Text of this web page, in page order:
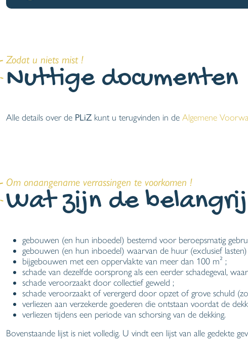
Zodat u niets mist !
Nuttige documenten
Alle details over de PLiZ kunt u terugvinden in de Algemene
Om onaangename verrassingen te voorkomen !
Wat zijn de
gebouwen (en hun inboedel) bestemd voor beroepsmatig
gebouwen (en hun inboedel) waarvan de huur (exclusief
bijgebouwen met een oppervlakte van meer dan 100 m² ;
schade van dezelfde oorsprong als een eerder schadegeval,
schade veroorzaakt door collectief geweld ;
schade veroorzaakt of verergerd door opzet of grove schuld
verliezen aan verzekerde goederen die ontstaan voordat de
verliezen tijdens een periode van schorsing van de dekking.
Bovenstaande lijst is niet volledig. U vindt een lijst van alle gedekte